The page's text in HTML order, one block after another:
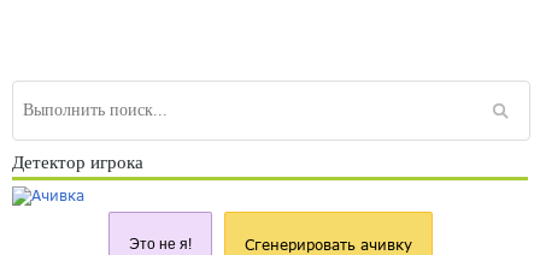
Детектор игрока
Это не я! Сгенерировать ачивку